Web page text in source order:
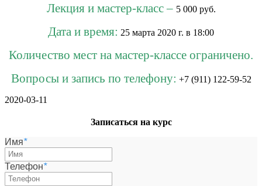
Лекция и мастер-класс – 5 000 руб.
Дата и время: 25 марта 2020 г. в 18:00
Количество мест на мастер-классе ограничено.
Вопросы и запись по телефону: +7 (911) 122-59-52
2020-03-11
Записаться на курс
Имя*
Телефон*